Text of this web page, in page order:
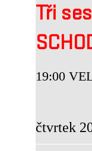
Tři
19:00
čtvrtek